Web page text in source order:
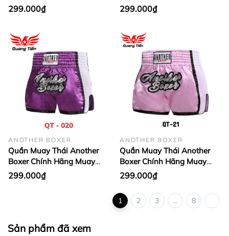
Thai Short Chất Liệu Satin
Cao Cấp | QT-018
299.000₫
Thai Short Chất Liệu Satin
Cao Cấp | QT-019
299.000₫
ANOTHER BOXER
Quần Muay Thái Another
Boxer Chính Hãng Muay
Thai Short Chất Liệu Satin
Cao Cấp | QT-020
299.000₫
ANOTHER BOXER
Quần Muay Thái Another
Boxer Chính Hãng Muay
Thai Short Chất Liệu Satin
Cao Cấp | QT-021
299.000₫
1 2 3 ... 8
Sản phẩm đã xem